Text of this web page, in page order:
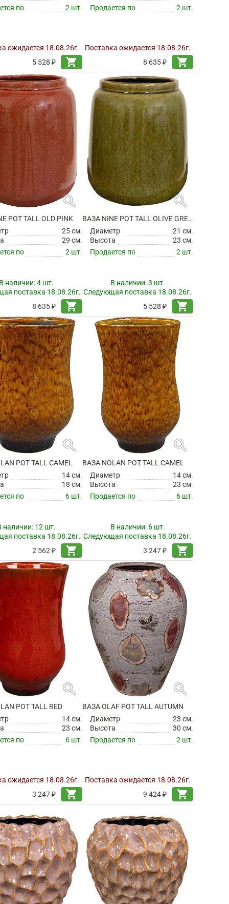
по
2 шт.
ожидается 18.08.26г.
5 528 ₽
shopping_cart
Продается по
2 шт.
Поставка ожидается 18.08.26г.
8 635 ₽
shopping_cart
search
POT TALL OLD PINK
25 см.
29 см.
по
2 шт.
наличии:4 шт.
поставка 18.08.26г.
8 635 ₽
shopping_cart
search
ВАЗА NINE POT TALL OLIVE GREEN
Диаметр
21 см.
Высота
23 см.
Продается по
2 шт.
В наличии:3 шт.
Следующая поставка 18.08.26г.
5 528 ₽
shopping_cart
search
POT TALL CAMEL
14 см.
18 см.
по
6 шт.
наличии: 12 шт.
поставка 18.08.26г.
2 562 ₽
shopping_cart
search
ВАЗА NOLAN POT TALL CAMEL
Диаметр
14 см.
Высота
23 см.
Продается по
6 шт.
В наличии: 6 шт.
Следующая поставка 18.08.26г.
3 247 ₽
shopping_cart
search
POT TALL RED
14 см.
23 см.
по
6 шт.
ожидается 18.08.26г.
3 247 ₽
shopping_cart
search
ВАЗА OLAF POT TALL AUTUMN
Диаметр
23 см.
Высота
30 см.
Продается по
2 шт.
Поставка ожидается 18.08.26г.
9 424 ₽
shopping_cart